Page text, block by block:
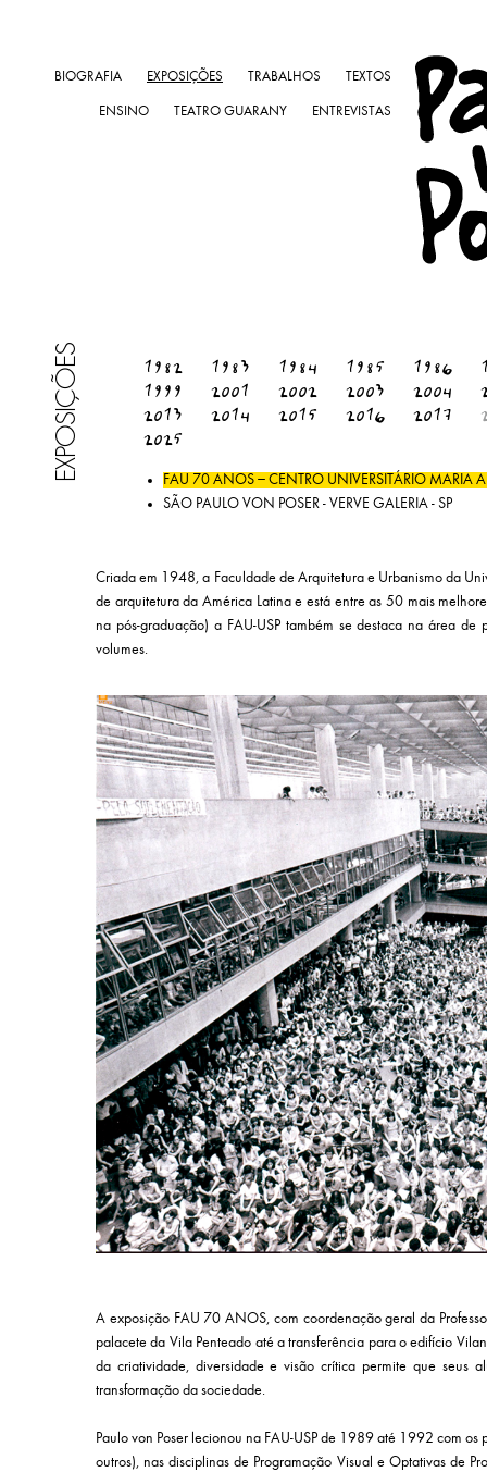
BIOGRAFIA EXPOSIÇÕES TRABALHOS TEXTOS
ENSINO TEATRO GUARANY ENTREVISTAS
EXPOSIÇÕES 1982 1983 1984 1985 1986
1999
2001 2002 2003 2004
2013
2014 2015 2016 2017
2025
FAU 70 ANOS – CENTRO UNIVERSITÁRIO MARIA
SÃO PAULO VON POSER - VERVE GALERIA - SP
Criada em 1948, a Faculdade de Arquitetura e Urbanismo da
de arquitetura da América Latina e está entre as 50 mais
na pós-graduação) a FAU-USP também se destaca na área
volumes.
A exposição FAU 70 ANOS, com coordenação geral da
palacete da Vila Penteado até a transferência para o edifício
da criatividade, diversidade e visão crítica permite que seus
transformação da sociedade.
Paulo von Poser lecionou na FAU-USP de 1989 até 1992 com
outros), nas disciplinas de Programação Visual e Optativas de